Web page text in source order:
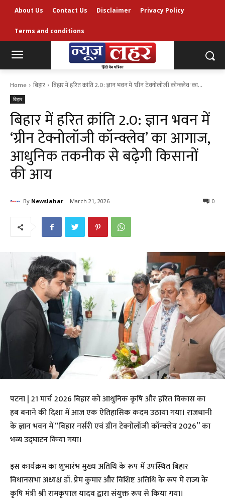
About Us Contact Us Disclaimer Privacy Policy
Terms and conditions
Home बिहार बिहार में हरित क्रांति 2.0: ज्ञान भवन में 'ग्रीन टेक्नोलॉजी कॉन्क्लेव' का...
बिहार
बिहार में हरित क्रांति 2.0: ज्ञान भवन में
‘ग्रीन टेक्नोलॉजी कॉन्क्लेव’ का आगाज,
आधुनिक तकनीक से बढ़ेगी किसानों
की आय
By Newslahar March 21, 2026 0
​पटना | 21 मार्च 2026 बिहार को आधुनिक कृषि और हरित विकास का
हब बनाने की दिशा में आज एक ऐतिहासिक कदम उठाया गया। राजधानी
के ज्ञान भवन में “बिहार नर्सरी एवं ग्रीन टेक्नोलॉजी कॉन्क्लेव 2026” का
भव्य उद्घाटन किया गया।
इस कार्यक्रम का शुभारंभ मुख्य अतिथि के रूप में उपस्थित बिहार
विधानसभा अध्यक्ष डॉ. प्रेम कुमार और विशिष्ट अतिथि के रूप में राज्य के
कृषि मंत्री श्री रामकृपाल यादव द्वारा संयुक्त रूप से किया गया।